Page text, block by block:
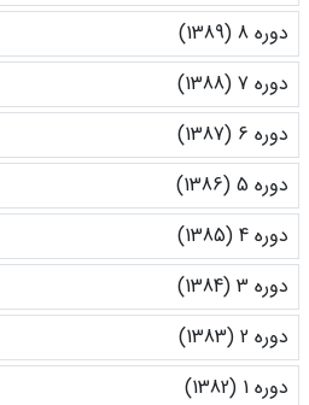
دوره 8 (1389)
دوره 7 (1388)
دوره 6 (1387)
دوره 5 (1386)
دوره 4 (1385)
دوره 3 (1384)
دوره 2 (1383)
دوره 1 (1382)